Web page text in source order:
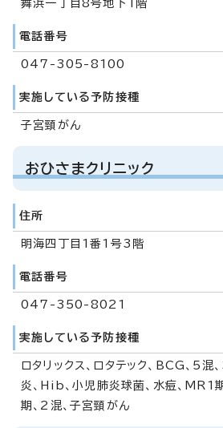
舞浜一丁目8号地下1階
電話番号
047-305-8100
実施している予防接種
子宮頸がん
おひさまクリニック
住所
明海四丁目1番1号3階
電話番号
047-350-8021
実施している予防接種
ロタリックス、ロタテック、BCG、5混
炎、Hib、小児肺炎球菌、水痘、MR1
期、2混、子宮頸がん